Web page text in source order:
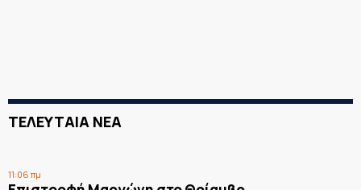
ΤΕΛΕΥΤΑΙΑ ΝΕΑ
11:06 πμ